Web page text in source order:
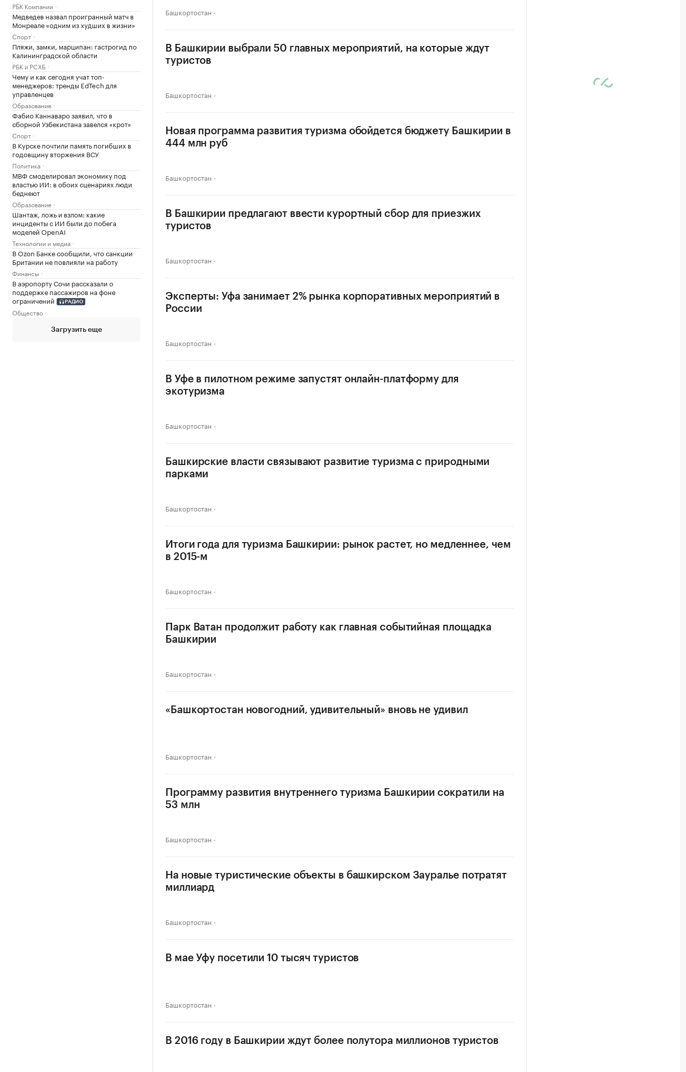
РБК Компании
Медведев назвал проигранный матч в
Монреале «одним из худших в жизни»
Спорт
Пляжи, замки, марципан: гастрогид по
Калининградской области
РБК и РСХБ
Чему и как сегодня учат топ-
менеджеров: тренды EdTech для
управленцев
Образование
Фабио Каннаваро заявил, что в
сборной Узбекистана завелся «крот»
Спорт
В Курске почтили память погибших в
годовщину вторжения ВСУ
Политика
МВФ смоделировал экономику под
властью ИИ: в обоих сценариях люди
беднеют
Образование
Шантаж, ложь и взлом: какие
инциденты с ИИ были до побега
моделей OpenAI
Технологии и медиа
В Ozon Банке сообщили, что санкции
Британии не повлияли на работу
Финансы
В аэропорту Сочи рассказали о
поддержке пассажиров на фоне
ограничений
РАДИО
Общество
Загрузить еще
Башкортостан
В Башкирии выбрали 50 главных мероприятий, на которые ждут
туристов
Башкортостан
Новая программа развития туризма обойдется бюджету Башкирии в
444 млн руб
Башкортостан
В Башкирии предлагают ввести курортный сбор для приезжих
туристов
Башкортостан
Эксперты: Уфа занимает 2% рынка корпоративных мероприятий в
России
Башкортостан
В Уфе в пилотном режиме запустят онлайн-платформу для
экотуризма
Башкортостан
Башкирские власти связывают развитие туризма с природными
парками
Башкортостан
Итоги года для туризма Башкирии: рынок растет, но медленнее, чем
в 2015-м
Башкортостан
Парк Ватан продолжит работу как главная событийная площадка
Башкирии
Башкортостан
«Башкортостан новогодний, удивительный» вновь не удивил
Башкортостан
Программу развития внутреннего туризма Башкирии сократили на
53 млн
Башкортостан
На новые туристические объекты в башкирском Зауралье потратят
миллиард
Башкортостан
В мае Уфу посетили 10 тысяч туристов
Башкортостан
В 2016 году в Башкирии ждут более полутора миллионов туристов